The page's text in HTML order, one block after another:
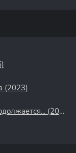
(2023)
Титаник. Легенда продолжается... (2000)